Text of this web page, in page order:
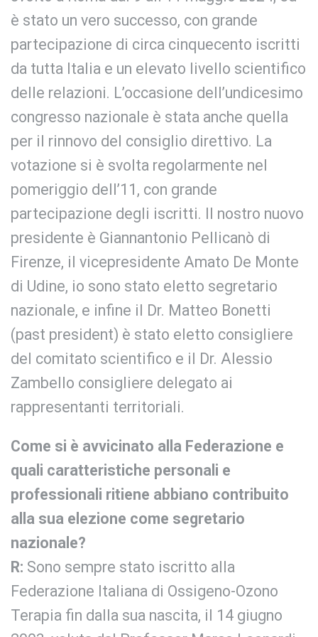
è stato un vero successo, con grande
partecipazione di circa cinquecento iscritti
da tutta Italia e un elevato livello scientifico
delle relazioni. L’occasione dell’undicesimo
congresso nazionale è stata anche quella
per il rinnovo del consiglio direttivo. La
votazione si è svolta regolarmente nel
pomeriggio dell’11, con grande
partecipazione degli iscritti. Il nostro nuovo
presidente è Giannantonio Pellicanò di
Firenze, il vicepresidente Amato De Monte
di Udine, io sono stato eletto segretario
nazionale, e infine il Dr. Matteo Bonetti
(past president) è stato eletto consigliere
del comitato scientifico e il Dr. Alessio
Zambello consigliere delegato ai
rappresentanti territoriali.
Come si è avvicinato alla Federazione e
quali caratteristiche personali e
professionali ritiene abbiano contribuito
alla sua elezione come segretario
nazionale?
R: Sono sempre stato iscritto alla
Federazione Italiana di Ossigeno-Ozono
Terapia fin dalla sua nascita, il 14 giugno